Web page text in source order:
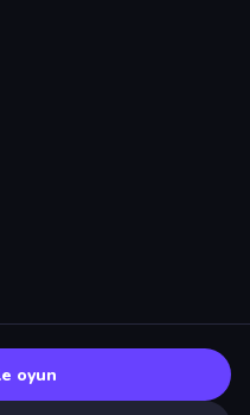
oyun